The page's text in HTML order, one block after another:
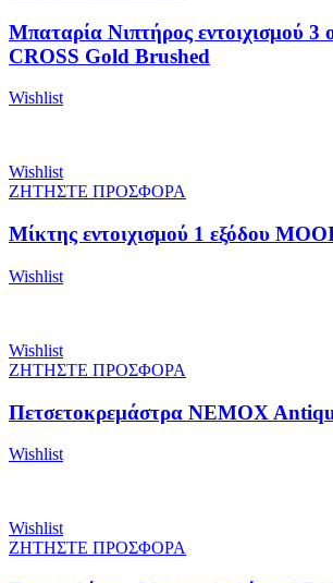
Μπαταρία Νιπτήρος εντοιχισμού
CROSS Gold Brushed
Wishlist
Wishlist
ΖΗΤΗΣΤΕ ΠΡΟΣΦΟΡΑ
Μίκτης εντοιχισμού 1 εξόδου
Wishlist
Wishlist
ΖΗΤΗΣΤΕ ΠΡΟΣΦΟΡΑ
Πετσετοκρεμάστρα NEMOX
Wishlist
Wishlist
ΖΗΤΗΣΤΕ ΠΡΟΣΦΟΡΑ